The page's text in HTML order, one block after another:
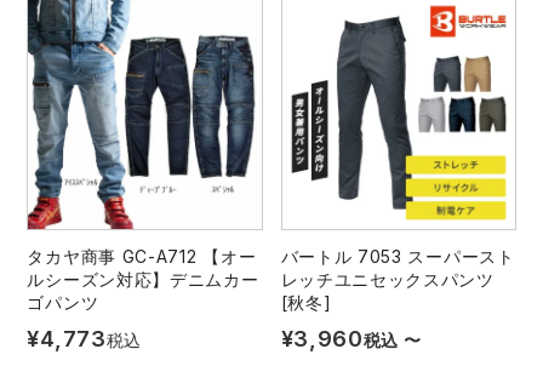
タカヤ商事 GC-A712 【オー
ルシーズン対応】デニムカー
ゴパンツ
¥4,773税込
バートル 7053 スーパースト
レッチユニセックスパンツ
[秋冬]
¥3,960税込 〜